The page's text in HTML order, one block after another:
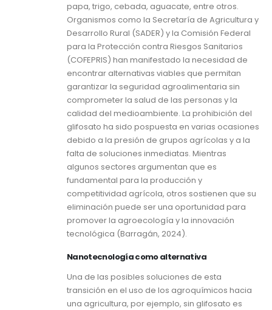
papa, trigo, cebada, aguacate, entre otros.
Organismos como la Secretaría de Agricultura y
Desarrollo Rural (SADER) y la Comisión Federal
para la Protección contra Riesgos Sanitarios
(COFEPRIS) han manifestado la necesidad de
encontrar alternativas viables que permitan
garantizar la seguridad agroalimentaria sin
comprometer la salud de las personas y la
calidad del medioambiente. La prohibición del
glifosato ha sido pospuesta en varias ocasiones
debido a la presión de grupos agrícolas y a la
falta de soluciones inmediatas. Mientras
algunos sectores argumentan que es
fundamental para la producción y
competitividad agrícola, otros sostienen que su
eliminación puede ser una oportunidad para
promover la agroecología y la innovación
tecnológica (Barragán, 2024).
Nanotecnología como alternativa
Una de las posibles soluciones de esta
transición en el uso de los agroquímicos hacia
una agricultura, por ejemplo, sin glifosato es